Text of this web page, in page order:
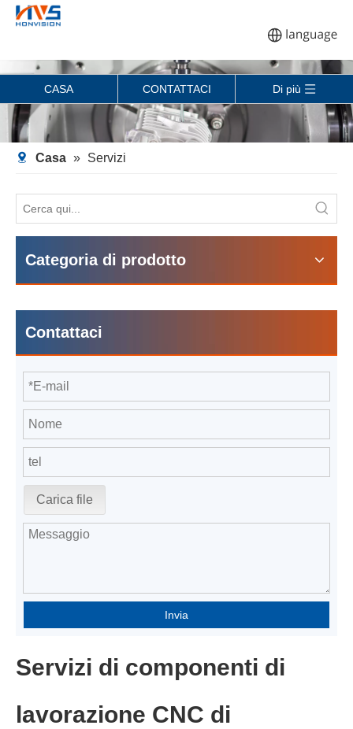
CASA CONTATTACI Di più
Casa » Servizi
Categoria di prodotto
Contattaci
Carica file
Invia
Servizi di componenti di
lavorazione CNC di